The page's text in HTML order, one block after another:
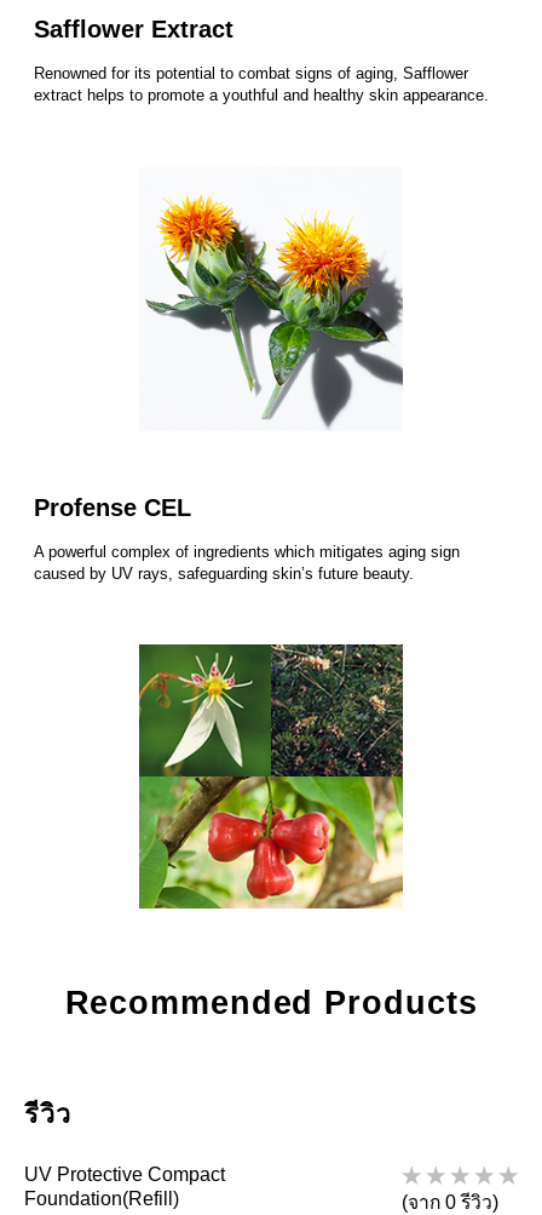
Safflower Extract
Renowned for its potential to combat signs of aging, Safflower
extract helps to promote a youthful and healthy skin appearance.
Profense CEL
A powerful complex of ingredients which mitigates aging sign
caused by UV rays, safeguarding skin’s future beauty.
Recommended Products
รีวิว
UV Protective Compact
Foundation(Refill)
(จาก 0 รีวิว)